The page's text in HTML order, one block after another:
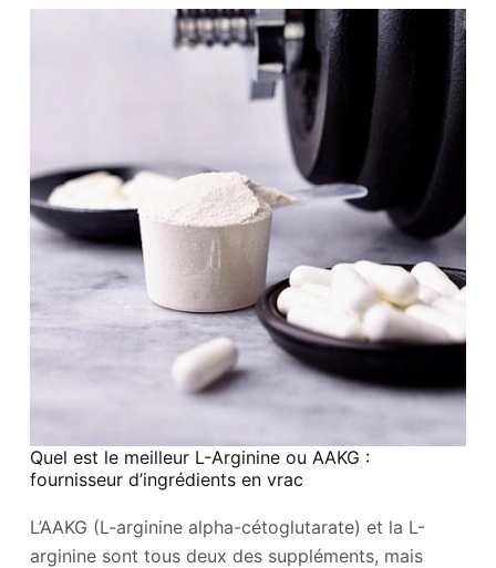
Quel est le meilleur L-Arginine ou AAKG :
fournisseur d’ingrédients en vrac
L’AAKG (L-arginine alpha-cétoglutarate) et la L-
arginine sont tous deux des suppléments, mais